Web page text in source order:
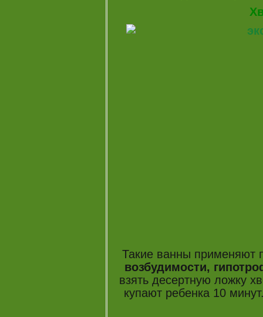
Такие ванны применяют
возбудимости,
взять десертную ложку
купают ребенка 10